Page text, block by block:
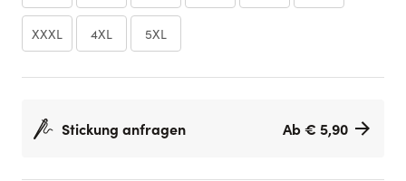
XXXL 4XL 5XL
Stickung anfragen Ab € 5,90